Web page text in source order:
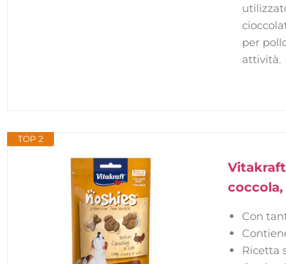
per
attività.
TOP 2
coccola,
Con
Ricetta